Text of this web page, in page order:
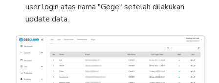
user login atas nama "Gege" setelah dilakukan
update data.